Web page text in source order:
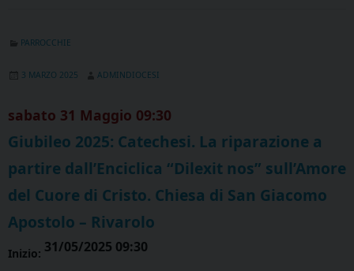
PARROCCHIE
3 MARZO 2025 ADMINDIOCESI
sabato 31 Maggio 09:30
Giubileo 2025: Catechesi. La riparazione a
partire dall’Enciclica “Dilexit nos” sull’Amore
del Cuore di Cristo. Chiesa di San Giacomo
Apostolo – Rivarolo
Inizio: 31/05/2025 09:30